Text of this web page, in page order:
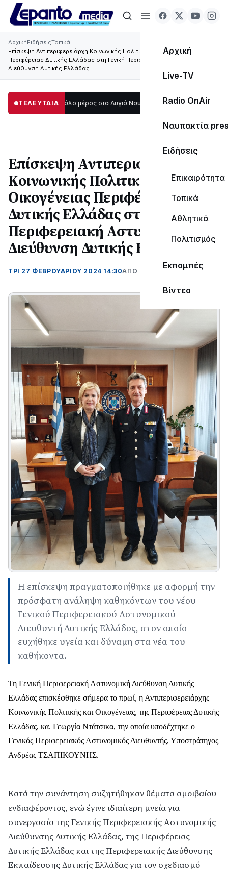
Αρχική
Live-TV
Radio OnAir
Ναυπακτία
Ειδήσεις
Επικαιρότητα
Τοπικά
Αθλητικά
Πολιτισμός
Εκπομπές
Βίντεο
ΑρχικήΕιδήσειςΤοπικά
Επίσκεψη Αντιπεριφερειάρχη Κοινωνικής Πολιτικής και Οικογένειας
Περιφέρειας Δυτικής Ελλάδας στη Γενική Περιφερειακή Αστυνομική
Διεύθυνση Δυτικής Ελλάδας
ΤΕΛΕΥΤΑΙΑ
μεγάλο μέρος στο Λυγιά Ναυπάκτου12:08 Σε τροχιά υλοποίησης
Επίσκεψη Αντιπεριφερειάρχη
Κοινωνικής Πολιτικής και
Οικογένειας Περιφέρειας
Δυτικής Ελλάδας στη Γενική
Περιφερειακή Αστυνομική
Διεύθυνση Δυτικής Ελλάδας
ΤΡΊ 27 ΦΕΒΡΟΥΑΡΊΟΥ 2024 14:30ΑΠΌ ΜΑΝΤΩ ΚΑΠΕΝΤΖΩΝΗ
Η επίσκεψη πραγματοποιήθηκε με αφορμή την
πρόσφατη ανάληψη καθηκόντων του νέου
Γενικού Περιφερειακού Αστυνομικού
Διευθυντή Δυτικής Ελλάδος, στον οποίο
ευχήθηκε υγεία και δύναμη στα νέα του
καθήκοντα.
Τη Γενική Περιφερειακή Αστυνομική Διεύθυνση Δυτικής
Ελλάδας επισκέφθηκε σήμερα το πρωί, η Αντιπεριφερειάρχης
Κοινωνικής Πολιτικής και Οικογένειας, της Περιφέρειας Δυτικής
Ελλάδας, κα. Γεωργία Ντάτσικα, την οποία υποδέχτηκε ο
Γενικός Περιφερειακός Αστυνομικός Διευθυντής, Υποστράτηγος
Ανδρέας ΤΣΑΠΙΚΟΥΝΗΣ.
Κατά την συνάντηση συζητήθηκαν θέματα αμοιβαίου
ενδιαφέροντος, ενώ έγινε ιδιαίτερη μνεία για
συνεργασία της Γενικής Περιφερειακής Αστυνομικής
Διεύθυνσης Δυτικής Ελλάδας, της Περιφέρειας
Δυτικής Ελλάδας και της Περιφερειακής Διεύθυνσης
Εκπαίδευσης Δυτικής Ελλάδας για τον σχεδιασμό